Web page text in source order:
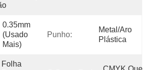
0.35mm
(usado
Mais)
Punho:
Metal/aro
Plástica
Folha